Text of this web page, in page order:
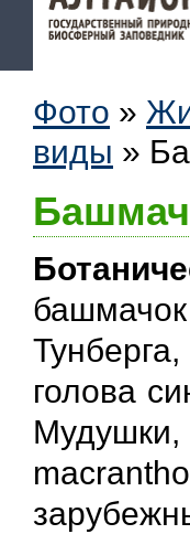
Фото »
виды »
голова